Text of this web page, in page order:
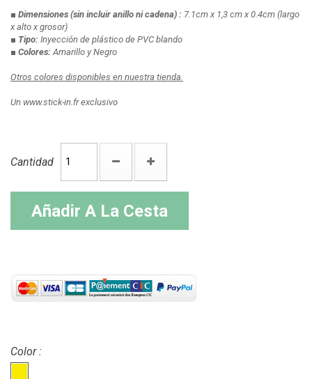
■ Dimensiones (sin incluir anillo ni cadena) : 7.1cm x 1,3 cm x 0.4cm (largo
x alto x grosor)
■ Tipo: Inyección de plástico de PVC blando
■ Colores: Amarillo y Negro
Otros colores disponibles en nuestra tienda.
Un www.stick-in.fr exclusivo
Cantidad
Añadir A La Cesta
Color :